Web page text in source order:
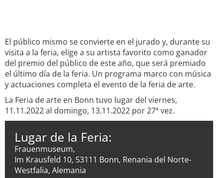
El público mismo se convierte en el jurado y, durante su
visita a la feria, elige a su artista favorito como ganador
del premio del público de este año, que será premiado
el último día de la feria. Un programa marco con música
y actuaciones completa el evento de la feria de arte.
La Feria de arte en Bonn tuvo lugar del viernes,
11.11.2022 al domingo, 13.11.2022 por 27ª vez.
Lugar de la Feria:
Frauenmuseum,
Im Krausfeld 10, 53111 Bonn, Renania del Norte-
Westfalia, Alemania